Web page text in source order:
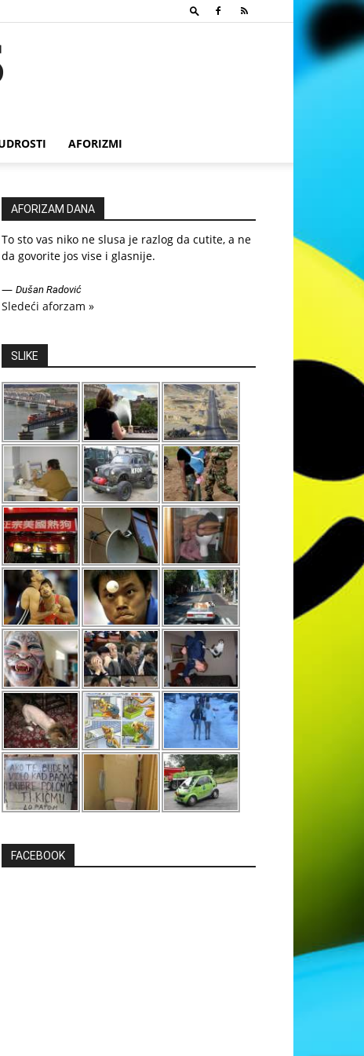
AFORIZMI
AFORIZAM DANA
To sto vas niko ne slusa je razlog da cutite, a ne
da govorite jos vise i glasnije.
— Dušan Radović
Sledeći aforzam »
SLIKE
FACEBOOK